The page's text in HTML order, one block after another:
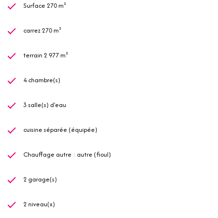
Surface 270 m²
carrez 270 m²
terrain 2 977 m²
4 chambre(s)
3 salle(s) d'eau
cuisine séparée (équipée)
Chauffage autre : autre (fioul)
2 garage(s)
2 niveau(x)